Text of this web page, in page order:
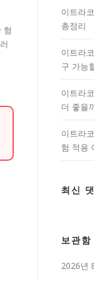
형
이트라
총정리
이트라
구 가능
이트라
더 좋을
이트라
험 적용
최신
보관함
2026년